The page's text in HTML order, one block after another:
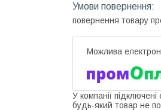
повернення товару
У компанії
будь-який товар не